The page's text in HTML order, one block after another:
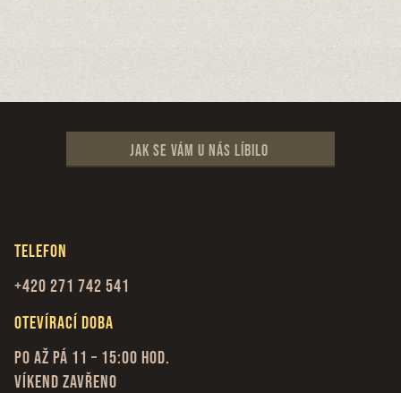
Jak se vám u nás líbilo
Telefon
+420 271 742 541
Otevírací doba
Po až Pá 11 – 15:00 hod.
Víkend zavřeno